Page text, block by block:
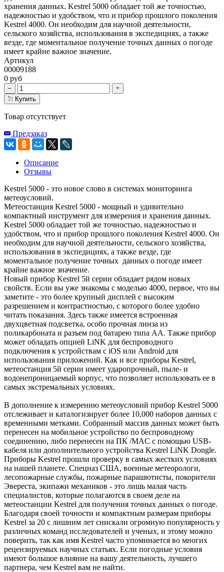
хранения данных. Kestrel 5000 обладает той же точностью,
надежностью и удобством, что и прибор прошлого поколения
Kestrel 4000. Он необходим для научной деятельности,
сельского хозяйства, использования в экспедициях, а также
везде, где моментальное получение точных данных о погоде
имеет крайне важное значение.
Артикул
00009188
0 руб
Купить
Товар отсутствует
Предзаказ
Описание
Отзывы
Kestrel 5000 - это новое слово в системах мониторинга
метеоусловий.
Метеостанция Kestrel 5000 - мощный и удивительно
компактный инструмент для измерения и хранения данных.
Kestrel 5000 обладает той же точностью, надежностью и
удобством, что и прибор прошлого поколения Kestrel 4000. Он
необходим для научной деятельности, сельского хозяйства,
использования в экспедициях, а также везде, где
моментальное получение точных данных о погоде имеет
крайне важное значение.
Новый прибор Kestrel 5й серии обладает рядом новых
свойств. Если вы уже знакомы с моделью 4000, первое, что вы
заметите - это более крупный дисплей с высоким
разрешением и контрастностью, с которого более удобно
читать показания. Здесь также имеется встроенная
двухцветная подсветка, особо прочная линза из
поликарбоната и разъем под батарею типа АА. Также прибор
может обладать опцией LiNK для беспроводного
подключения к устройствам с iOS или Android для
использования приложений. Как и все приборы Kestrel,
метеостанция 5й серии имеет ударопрочный, пыле- и
водонепроницаемый корпус, что позволяет использовать ее в
самых экстремальных условиях.
В дополнение к измерению метеоусловий прибор Kestrel 5000
отслеживает и каталогизирует более 10,000 наборов данных с
временными метками. Собранный массив данных может быть
перенесен на мобильное устройство по беспроводному
соединению, либо перенесен на ПК /MAC с помощью USB-
кабеля или дополнительного устройства Kestrel LiNK Dongle.
Приборы Kestrel прошли проверку в самых жестких условиях
на нашей планете. Спецназ США, военные метеорологи,
лесопожарные службы, пожарные парашютисты, покорители
Эвереста, экипажи механиков - это лишь малая часть
специалистов, которые полагаются в своем деле на
метеостанции Kestrel для получения точных данных о погоде.
Благодаря своей точности и компактным размерам приборы
Kestrel за 20 с лишним лет снискали огромную популярность у
различных команд исследователей и ученых, и этому можно
поверить, так как имя Kestrel часто упоминается во многих
рецензируемых научных статьях. Если погодные условия
имеют большое влияние на вашу деятельность, лучшего
партнера, чем Kestrel вам не найти.